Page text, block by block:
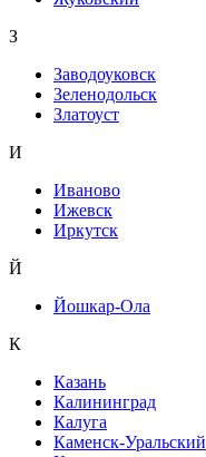
З
Заводоуковск
Зеленодольск
Златоуст
И
Иваново
Ижевск
Иркутск
Й
Йошкар-Ола
К
Казань
Калининград
Калуга
Каменск-Уральский